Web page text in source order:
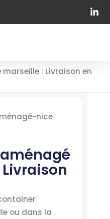
: Livraison en
ou dans la